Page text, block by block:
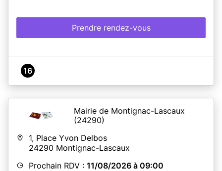
Prendre rendez-vous
16
Mairie de Montignac-Lascaux
(24290)
1, Place Yvon Delbos
24290 Montignac-Lascaux
Prochain RDV : 11/08/2026 à 09:00